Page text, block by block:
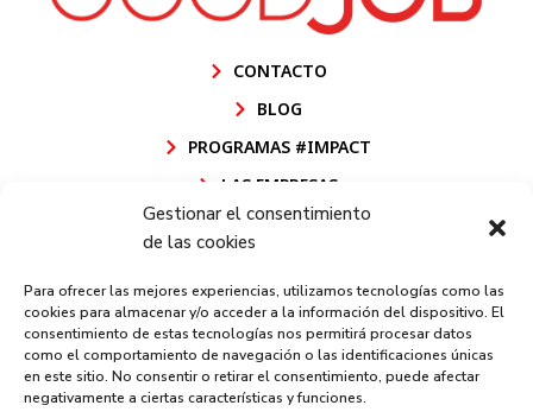
Gestionar el consentimiento
de las cookies
Para ofrecer las mejores experiencias, utilizamos tecnologías como las
cookies para almacenar y/o acceder a la información del dispositivo. El
consentimiento de estas tecnologías nos permitirá procesar datos
como el comportamiento de navegación o las identificaciones únicas
en este sitio. No consentir o retirar el consentimiento, puede afectar
negativamente a ciertas características y funciones.
CONTACTO
BLOG
PROGRAMAS #IMPACT
LAS EMPRESAS
POLÍTICA DE CALIDAD FUNDACIÓN GOODJOB
AVISO LEGAL
POLÍTICA DE PRIVACIDAD
POLÍTICA DE COOKIES